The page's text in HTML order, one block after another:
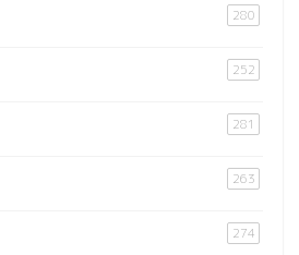
280
252
281
263
274